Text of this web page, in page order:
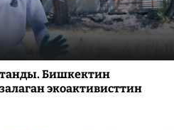
Бишкектин
экоактивисттин